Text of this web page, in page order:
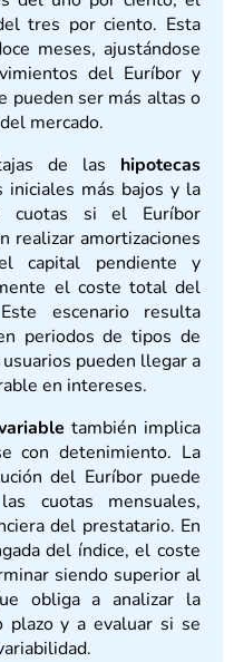
tres por ciento. Esta
meses, ajustándose
del Euríbor y
pueden ser más altas o
mercado.
de las hipotecas
iniciales más bajos y la
cuotas si el Euríbor
realizar amortizaciones
capital pendiente y
el coste total del
escenario resulta
periodos de tipos de
pueden llegar a
en intereses.
también implica
con detenimiento. La
del Euríbor puede
cuotas mensuales,
del prestatario. En
del índice, el coste
siendo superior al
obliga a analizar la
plazo y a evaluar si se